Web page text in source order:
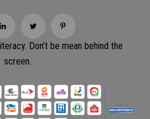
Don’t be mean behind the
screen.